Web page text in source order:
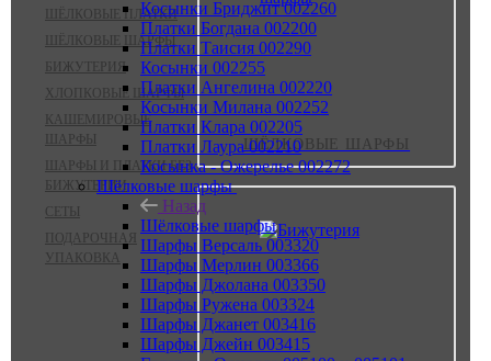
ШЁЛКОВЫЕ ПЛАТКИ
ШЁЛКОВЫЕ ШАРФЫ
БИЖУТЕРИЯ
ХЛОПКОВЫЕ ШАРФЫ
КАШЕМИРОВЫЕ
ШАРФЫ
ШАРФЫ И ПЛАТКИ БЕЗ
БИЖУТЕРИИ
СЕТЫ
ПОДАРОЧНАЯ
УПАКОВКА
ШЁЛКОВЫЕ ШАРФЫ
Косынки Бриджит 002260
Платки Богдана 002200
Платки Таисия 002290
Косынки 002255
Платки Ангелина 002220
Косынки Милана 002252
Платки Клара 002205
Платки Лаура 002210
Косынка - Ожерелье 002272
Шёлковые шарфы
Назад
Шёлковые шарфы
Шарфы Версаль 003320
Шарфы Мерлин 003366
Шарфы Джолана 003350
Шарфы Ружена 003324
Шарфы Джанет 003416
Шарфы Джейн 003415